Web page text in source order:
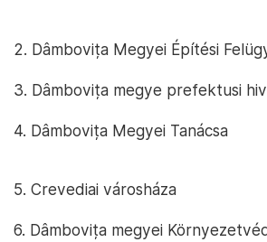
2. Dâmbovița Megyei Építési
3. Dâmbovița megye prefektusi
4. Dâmbovița Megyei Tanácsa
5. Crevediai városháza
6. Dâmbovița megyei